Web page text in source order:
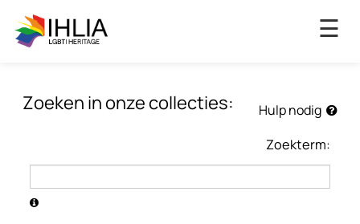
×
☰
Zoeken in onze collecties:
Hulp nodig
Zoekterm: